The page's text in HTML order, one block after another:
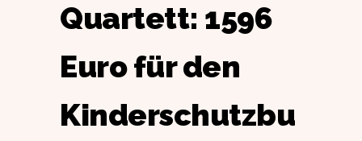
Quartett: 1596
Euro für den
Kinderschutzbu